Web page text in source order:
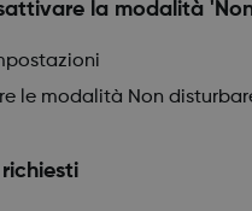
la modalità
le modalità Non
richiesti